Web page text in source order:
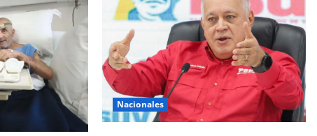
Nacionales